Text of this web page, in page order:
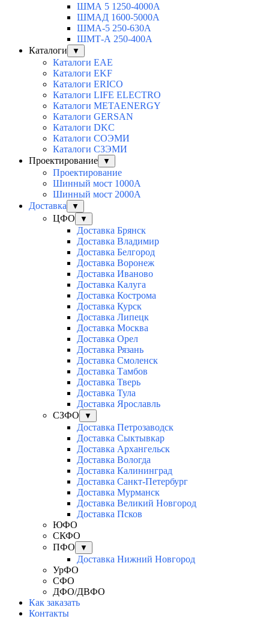
ШМА 5 1250-4000А
ШМАД 1600-5000А
ШМА-5 250-630А
ШМТ-А 250-400А
Каталоги
▼
Каталоги EAE
Каталоги EKF
Каталоги ERICO
Каталоги LIFE ELECTRO
Каталоги METAENERGY
Каталоги GERSAN
Каталоги DKC
Каталоги СОЭМИ
Каталоги СЗЭМИ
Проектирование
▼
Проектирование
Шинный мост 1000А
Шинный мост 2000А
Доставка
▼
ЦФО ▼
Доставка Брянск
Доставка Владимир
Доставка Белгород
Доставка Воронеж
Доставка Иваново
Доставка Калуга
Доставка Кострома
Доставка Курск
Доставка Липецк
Доставка Москва
Доставка Орел
Доставка Рязань
Доставка Смоленск
Доставка Тамбов
Доставка Тверь
Доставка Тула
Доставка Ярославль
СЗФО
▼
Доставка Петрозаводск
Доставка Сыктывкар
Доставка Архангельск
Доставка Вологда
Доставка Калининград
Доставка Санкт-Петербург
Доставка Мурманск
Доставка Великий Новгород
Доставка Псков
ЮФО
СКФО
ПФО
▼
Доставка Нижний Новгород
УрФО
СФО
ДФО/ДВФО
Как заказать
Контакты